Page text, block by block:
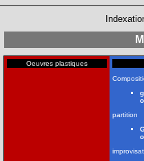
Oeuvres plastiques
partition